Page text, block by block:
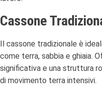
Cassone
Il cassone tradizionale è
come terra, sabbia e ghiaia.
significativa e una struttura
di movimento terra intensivi.